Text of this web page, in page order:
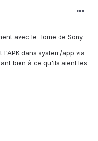
avec le Home de Sony.
l'APK dans system/app via
bien à ce qu'ils aient les